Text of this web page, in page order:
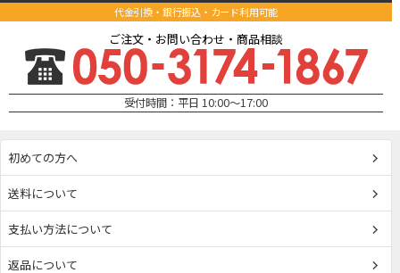
代金引換・銀行振込・カード利用可能
ご注文・お問い合わせ・商品相談
受付時間：平日 10:00～17:00
初めての方へ
送料について
支払い方法について
返品について